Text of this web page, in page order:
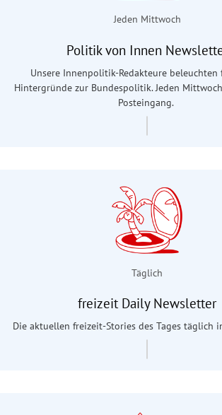
Jeden Mittwoch
Politik von Innen
Unsere Innenpolitik-Redakteure beleuchten
Hintergründe zur Bundespolitik. Jeden
Posteingang.
Täglich
freizeit Daily Newsletter
Die aktuellen freizeit-Stories des Tages täglich